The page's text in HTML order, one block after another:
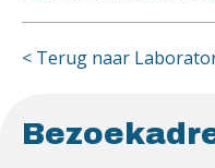
< Terug naar